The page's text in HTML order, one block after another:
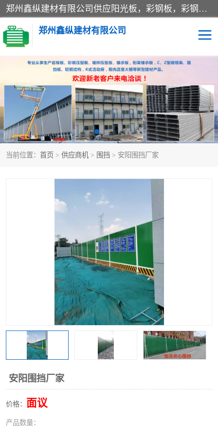
郑州鑫纵建材有限公司供应阳光板，彩钢板，彩钢钢构工程是一家集生产销售租赁安装于一体的企业，主要生产PC采光板，耐力板，仿古琉璃采光板，岩棉板、彩钢压型板、镀锌压型板、桁架楼承板，C、Z型钢檩条、围挡板、轻钢结构，阳光温室大棚等新型建材产品。公司旗下有多台移动式高空压瓦机租赁，承接全国各地业务，专业对外租赁各种型号压瓦机。
郑州鑫纵建材有限公司
当前位置： 首页 > 供应商机 > 围挡 > 安阳围挡厂家
安阳围挡厂家
价格： 面议
产品数量：
高空瓦机租赁 ASA合成树脂仿古瓦
CZ型钢 FRP采光板
PC多层板 PC耐力板
建筑围挡 楼层板
压型彩钢板
钢结构配件
彩钢板
生产加工单板复合围挡 市